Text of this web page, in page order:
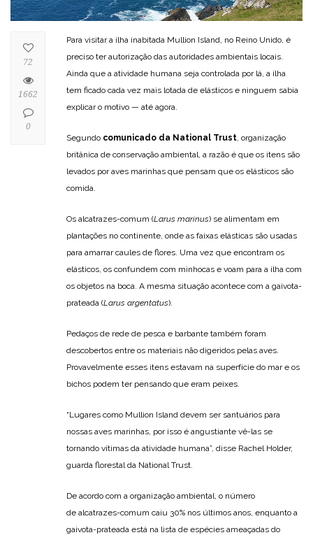
Para visitar a ilha inabitada Mullion Island, no Reino Unido, é
preciso ter autorização das autoridades ambientais locais.
Ainda que a atividade humana seja controlada por lá, a ilha
tem ficado cada vez mais lotada de elásticos e ninguem sabia
explicar o motivo — até agora.
Segundo comunicado da National Trust , organização
britânica de conservação ambiental, a razão é que os itens são
levados por aves marinhas que pensam que os elásticos são
comida.
Os alcatrazes-comum (Larus marinus) se alimentam em
plantações no continente, onde as faixas elásticas são usadas
para amarrar caules de flores. Uma vez que encontram os
elásticos, os confundem com minhocas e voam para a ilha com
os objetos na boca. A mesma situação acontece com a gaivota-
prateada (Larus argentatus).
Pedaços de rede de pesca e barbante também foram
descobertos entre os materiais não digeridos pelas aves.
Provavelmente esses itens estavam na superfície do mar e os
bichos podem ter pensando que eram peixes.
“Lugares como Mullion Island devem ser santuários para
nossas aves marinhas, por isso é angustiante vê-las se
tornando vítimas da atividade humana”, disse Rachel Holder,
guarda florestal da National Trust.
De acordo com a organização ambiental, o número
de alcatrazes-comum caiu 30% nos últimos anos, enquanto a
gaivota-prateada está na lista de espécies ameaçadas do
72
1662
0